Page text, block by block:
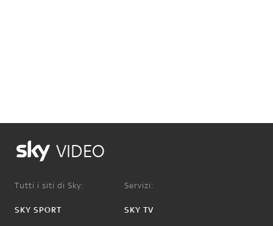
VIDEO
Tutti i siti di Sky:
SKY SPORT
Servizi:
SKY TV